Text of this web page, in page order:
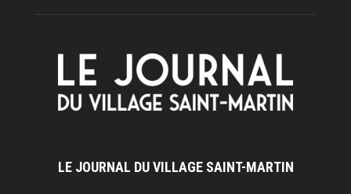
LE JOURNAL DU VILLAGE SAINT-MARTIN